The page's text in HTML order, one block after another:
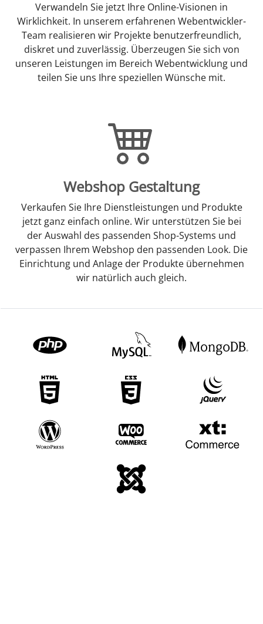
Verwandeln Sie jetzt Ihre Online-Visionen in
Wirklichkeit. In unserem erfahrenen Webentwickler-
Team realisieren wir Projekte benutzerfreundlich,
diskret und zuverlässig. Überzeugen Sie sich von
unseren Leistungen im Bereich Webentwicklung und
teilen Sie uns Ihre speziellen Wünsche mit.
Webshop Gestaltung
Verkaufen Sie Ihre Dienstleistungen und Produkte
jetzt ganz einfach online. Wir unterstützen Sie bei
der Auswahl des passenden Shop-Systems und
verpassen Ihrem Webshop den passenden Look. Die
Einrichtung und Anlage der Produkte übernehmen
wir natürlich auch gleich.